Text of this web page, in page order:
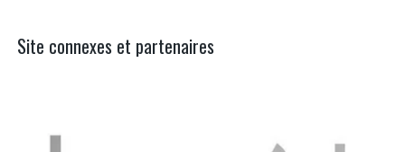
Site connexes et partenaires